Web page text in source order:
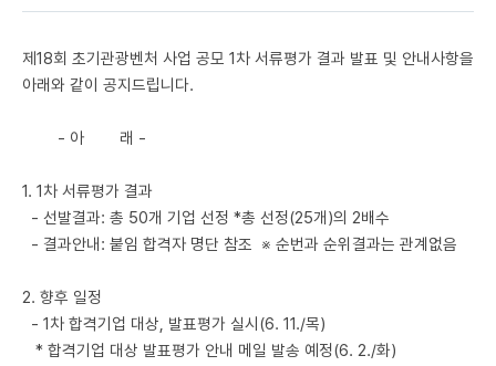
제18회 초기관광벤처 사업 공모 1차 서류평가 결과 발표 및 안내사항을
아래와 같이 공지드립니다.
- 아 래 -
1. 1차 서류평가 결과
- 선발결과: 총 50개 기업 선정 *총 선정(25개)의 2배수
- 결과안내: 붙임 합격자 명단 참조 ※ 순번과 순위결과는 관계없음
2. 향후 일정
- 1차 합격기업 대상, 발표평가 실시(6. 11./목)
* 합격기업 대상 발표평가 안내 메일 발송 예정(6. 2./화)